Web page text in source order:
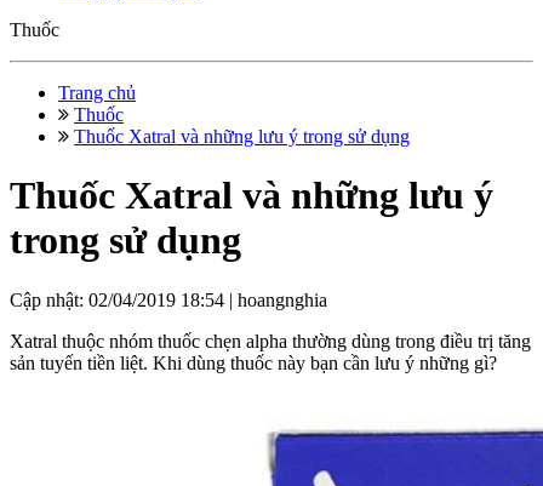
Thuốc
Trang chủ
Thuốc
Thuốc Xatral và những lưu ý trong sử dụng
Thuốc Xatral và những lưu ý
trong sử dụng
Cập nhật: 02/04/2019 18:54 | hoangnghia
Xatral thuộc nhóm thuốc chẹn alpha thường dùng trong điều trị tăng
sản tuyến tiền liệt. Khi dùng thuốc này bạn cần lưu ý những gì?